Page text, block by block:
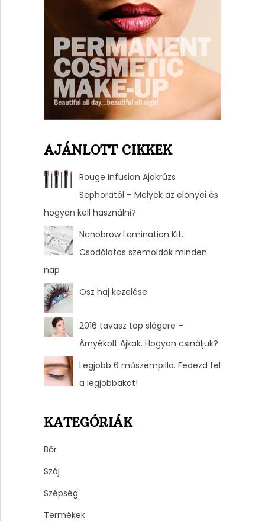
AJÁNLOTT CIKKEK
Rouge Infusion Ajakrúzs
Sephoratól – Melyek az elõnyei és
hogyan kell használni?
Nanobrow Lamination Kit.
Csodálatos szemöldök minden
nap
Ösz haj kezelése
2016 tavasz top slágere –
Árnyékolt Ajkak. Hogyan csináljuk?
Legjobb 6 műszempilla. Fedezd fel
a legjobbakat!
KATEGÓRIÁK
Bőr
Száj
Szépség
Termékek